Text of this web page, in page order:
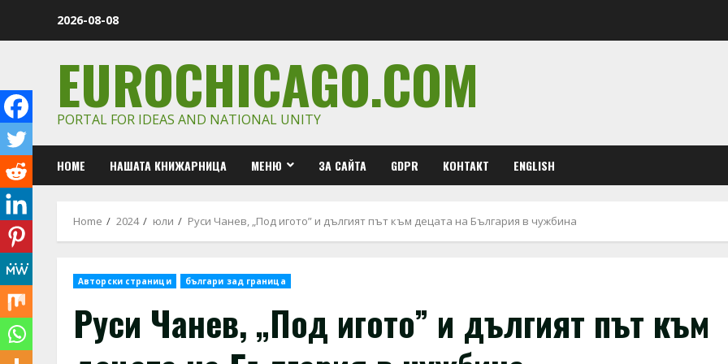
2026-08-08
EUROCHICAGO.COM
PORTAL FOR IDEAS AND NATIONAL UNITY
HOME НАШАТА КНИЖАРНИЦА МЕНЮ ЗА САЙТА GDPR КОНТАКТ ENGLISH
Home 2024 юли Руси Чанев, „Под игото” и дългият път към децата на България в чужбина
Авторски страници българи зад граница
Руси Чанев, „Под игото” и дългият път към